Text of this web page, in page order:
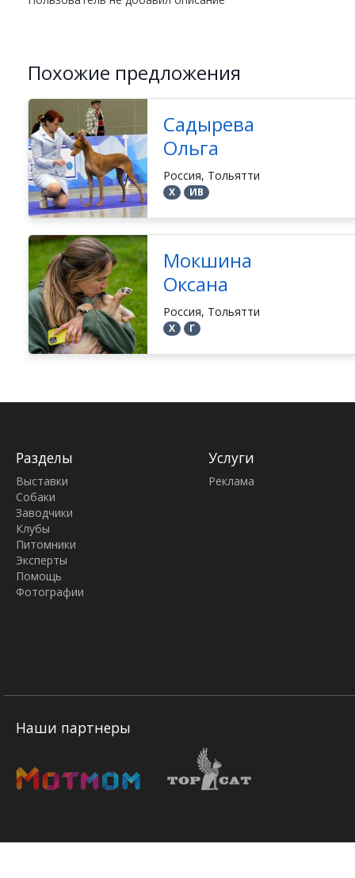
Похожие предложения
Садырева
Ольга
Россия, Тольятти
Х ИВ
Мокшина
Оксана
Россия, Тольятти
Х Г
Разделы
Выставки
Собаки
Заводчики
Клубы
Питомники
Эксперты
Помощь
Фотографии
Услуги
Реклама
Наши партнеры